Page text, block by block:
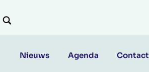
Nieuws Agenda Contact